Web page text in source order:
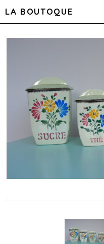
LA BOUTOQUE